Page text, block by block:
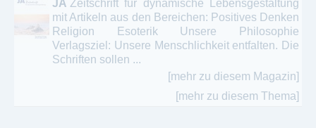
JA Zeitschrift für dynamische Lebensgestaltung
mit Artikeln aus den Bereichen: Positives Denken
Religion Esoterik Unsere Philosophie
Verlagsziel: Unsere Menschlichkeit entfalten. Die
Schriften sollen ...
[mehr zu diesem Magazin]
[mehr zu diesem Thema]